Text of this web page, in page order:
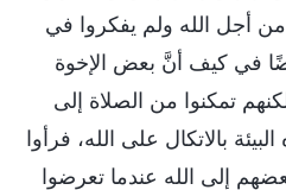
أجل الله ولم يفكروا في
في كيف أنَّ بعض الإخوة
تمكنوا من الصلاة إلى
بالاتكال على الله، فرأوا
إلى الله عندما تعرضوا